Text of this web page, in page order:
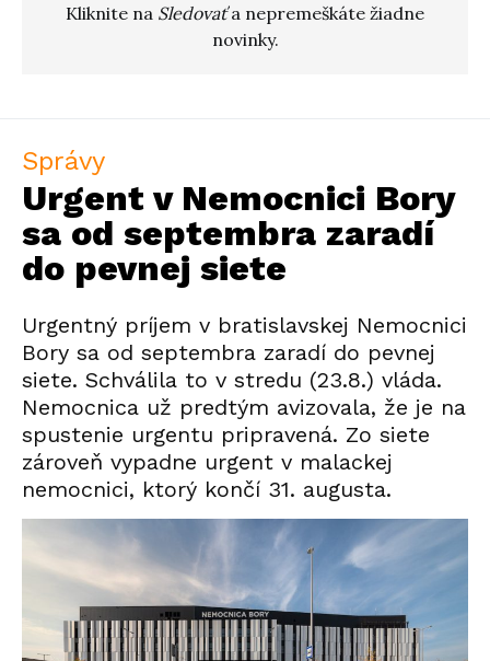
Kliknite na Sledovaťa nepremeškáte žiadne
novinky.
Správy
Urgent v Nemocnici Bory
sa od septembra zaradí
do pevnej siete
Urgentný príjem v bratislavskej Nemocnici
Bory sa od septembra zaradí do pevnej
siete. Schválila to v stredu (23.8.) vláda.
Nemocnica už predtým avizovala, že je na
spustenie urgentu pripravená. Zo siete
zároveň vypadne urgent v malackej
nemocnici, ktorý končí 31. augusta.